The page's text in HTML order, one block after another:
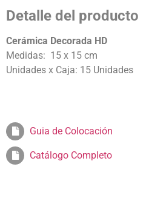
Detalle del producto
Cerámica Decorada HD
Medidas: 15 x 15 cm
Unidades x Caja: 15 Unidades
Guia de Colocación
Catálogo Completo